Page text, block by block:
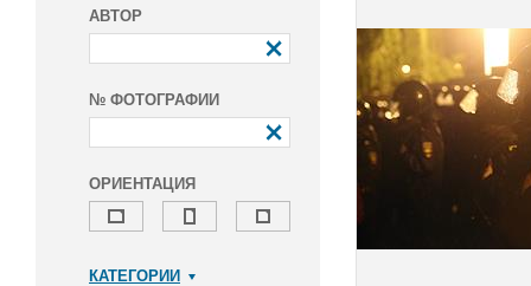
АВТОР
№ ФОТОГРАФИИ
ОРИЕНТАЦИЯ
КАТЕГОРИИ